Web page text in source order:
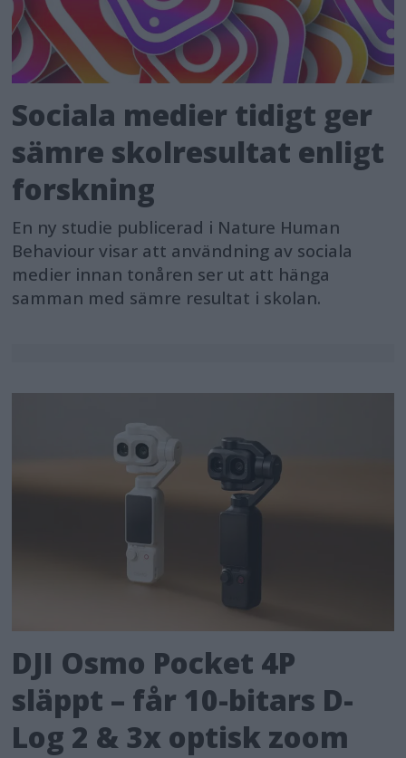
Sociala medier tidigt ger
sämre skolresultat enligt
forskning
En ny studie publicerad i Nature Human
Behaviour visar att användning av sociala
medier innan tonåren ser ut att hänga
samman med sämre resultat i skolan.
DJI Osmo Pocket 4P
släppt – får 10-bitars D-
Log 2 & 3x optisk zoom